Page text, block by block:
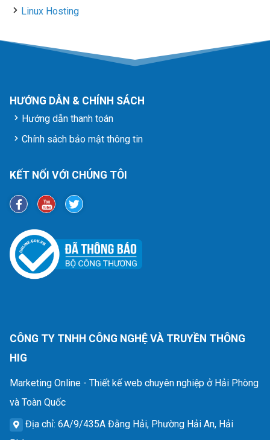
Linux Hosting
HƯỚNG DẪN & CHÍNH SÁCH
Hướng dẫn thanh toán
Chính sách bảo mật thông tin
KẾT NỐI VỚI CHÚNG TÔI
CÔNG TY TNHH CÔNG NGHỆ VÀ TRUYỀN THÔNG
HIG
Marketing Online - Thiết kế web chuyên nghiệp ở Hải Phòng
và Toàn Quốc
Địa chỉ: 6A/9/435A Đằng Hải, Phường Hải An, Hải